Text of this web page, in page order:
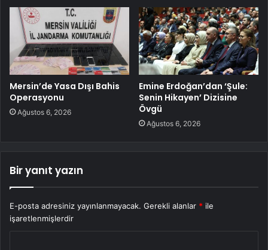
Mersin’de Yasa Dışı Bahis
Operasyonu
Ağustos 6, 2026
Emine Erdoğan’dan ‘Şule:
Senin Hikayen’ Dizisine
Övgü
Ağustos 6, 2026
Bir yanıt yazın
E-posta adresiniz yayınlanmayacak. Gerekli alanlar * ile
işaretlenmişlerdir